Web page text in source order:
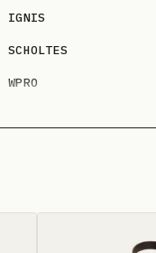
IGNIS
SCHOLTES
WPRO